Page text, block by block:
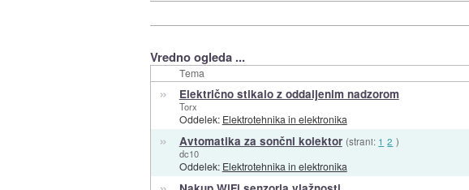
Vredno ogleda ...
Tema
» Električno stikalo z oddaljenim nadzorom
Torx
Oddelek: Elektrotehnika in elektronika
» Avtomatika za sončni kolektor (strani: 1 2 )
dc10
Oddelek: Elektrotehnika in elektronika